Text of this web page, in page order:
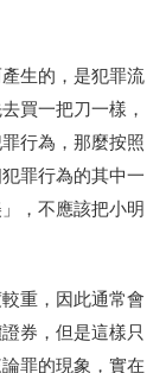
生的，是犯罪流
買一把刀一樣，
行為，那麼按照
罪行為的其中一
，不應該把小明
重，因此通常會
券，但是這樣只
罪的現象，實在